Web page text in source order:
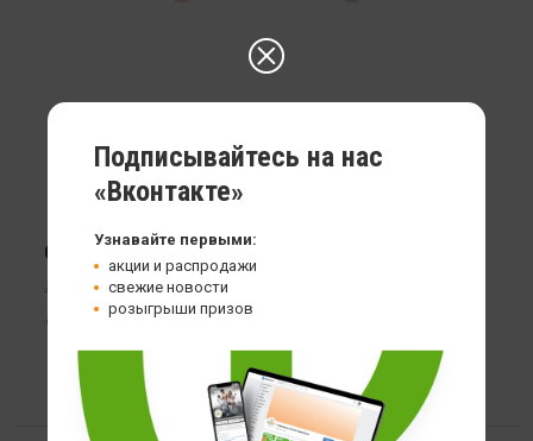
Chikalab Protein Wafers батончик вафельный
40 гр
139
Подписывайтесь на нас
«Вконтакте»
Узнавайте первыми:
акции и распродажи
свежие новости
розыгрыши призов